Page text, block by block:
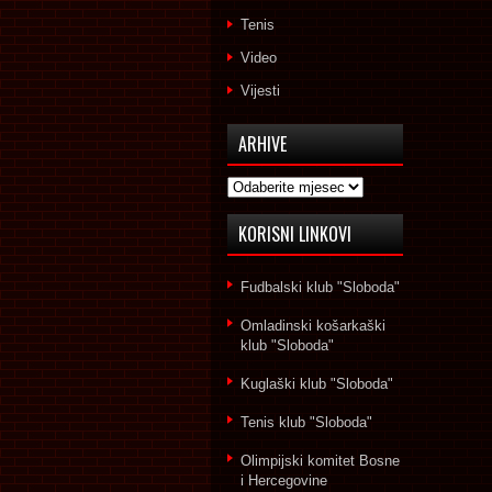
Tenis
Video
Vijesti
ARHIVE
Arhive
KORISNI LINKOVI
Fudbalski klub "Sloboda"
Omladinski košarkaški
klub "Sloboda"
Kuglaški klub "Sloboda"
Tenis klub "Sloboda"
Olimpijski komitet Bosne
i Hercegovine